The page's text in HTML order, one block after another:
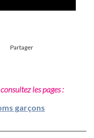
Partager
les pages :
garçons